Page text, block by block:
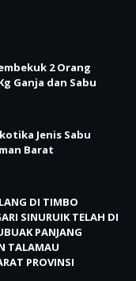
2 Orang
Ganja dan Sabu
Jenis Sabu
Barat
DI TIMBO
SINURUIK TELAH DI
PANJANG
TALAMAU
PROVINSI